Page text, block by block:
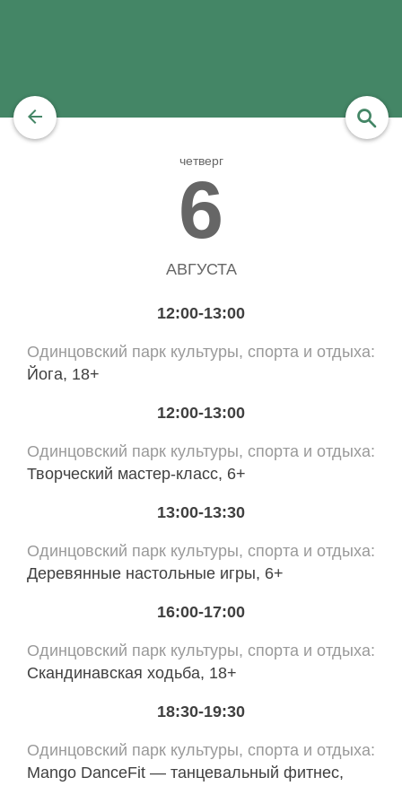
четверг
6
АВГУСТА
12:00-13:00
Одинцовский парк культуры, спорта и отдыха
Йога, 18+
12:00-13:00
Одинцовский парк культуры, спорта и отдыха
Творческий мастер-класс, 6+
13:00-13:30
Одинцовский парк культуры, спорта и отдыха
Деревянные настольные игры, 6+
16:00-17:00
Одинцовский парк культуры, спорта и отдыха
Скандинавская ходьба, 18+
18:30-19:30
Одинцовский парк культуры, спорта и отдыха
Mango DanceFit — танцевальный фитнес,